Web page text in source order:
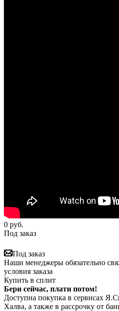
0 руб.
Под заказ
Под заказ
Наши менеджеры обязательно
условия заказа
Купить в сплит
Бери сейчас, плати потом!
Доступна покупка в сервисах
Халва, а также в рассрочку от